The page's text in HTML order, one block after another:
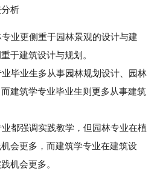
析
业更侧重于园林景观的设计与建
于建筑设计与规划。
业生多从事园林规划设计、园林
建筑学专业毕业生则更多从事建筑
强调实践教学，但园林专业在植
会更多，而建筑学专业在建筑设
机会更多。